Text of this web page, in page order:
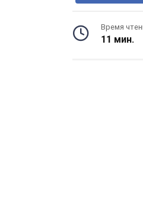
Время
11 мин.